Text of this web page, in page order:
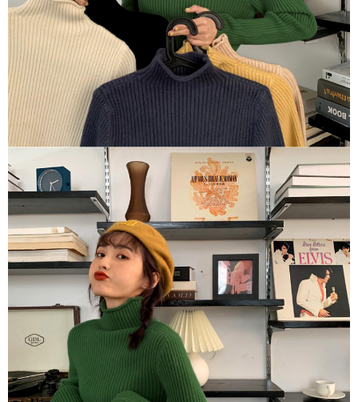
※ 交易是否成功請以「AFTEE先享後付 」之結帳頁面顯示為準，若有關於
是否繳費成功／繳費後需取消欲退款等相關疑問，請聯繫「AFTEE先享後付
客戶支援中心」 https://netprotections.freshdesk.com/support/home
【注意事項】
１．透過由恩沛科技股份有限公司提供之「AFTEE先享後付」服務完成之交
易，需依本服務之必要範圍內提供個人資料，並將交易相關給付款項請求債
權轉讓予恩沛科技股份有限公司。
２．關於個人資料處理事宜，請瀏覽以下網址：
https://aftee.tw/terms/#terms3
３．未成年的使用者請事先徵得法定代理人或監護人之同意方可使用
「AFTEE先享後付」，若未經同意申辦者引起之損失，本公司不負相關責
任。
４．使用「AFTEE先享後付」時，將依據個別帳號之用戶狀況，依本公司即
時審查核予不同之上限額度；若仍有額度不足之情形，本公司將視審查結果
請求用戶進行身份認證。
５．嚴禁一人註冊多個帳號或使用他人資訊註冊。若發現惡意使用之情形，
恩沛科技股份有限公司將有權停止該用戶之使用額度並採取法律行動。
付款後萊爾富取貨
每筆NT$80，滿NT$1,500(含以上)免運費
離島取貨加價40
每筆NT$80，滿NT$1,500(含以上)免運費
付款後7-11取貨
每筆NT$80，滿NT$1,500(含以上)免運費
每筆NT$100，滿NT$1,500(含以上)免運費
海外宅配